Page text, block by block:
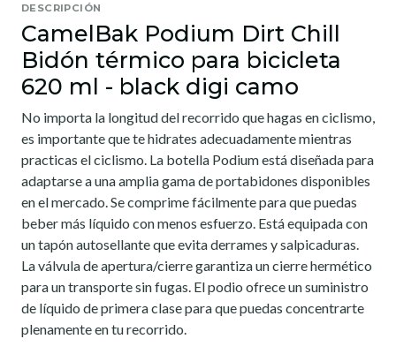
DESCRIPCIÓN
CamelBak Podium Dirt Chill
Bidón térmico para bicicleta
620 ml - black digi camo
No importa la longitud del recorrido que hagas en ciclismo,
es importante que te hidrates adecuadamente mientras
practicas el ciclismo. La botella Podium está diseñada para
adaptarse a una amplia gama de portabidones disponibles
en el mercado. Se comprime fácilmente para que puedas
beber más líquido con menos esfuerzo. Está equipada con
un tapón autosellante que evita derrames y salpicaduras.
La válvula de apertura/cierre garantiza un cierre hermético
para un transporte sin fugas. El podio ofrece un suministro
de líquido de primera clase para que puedas concentrarte
plenamente en tu recorrido.